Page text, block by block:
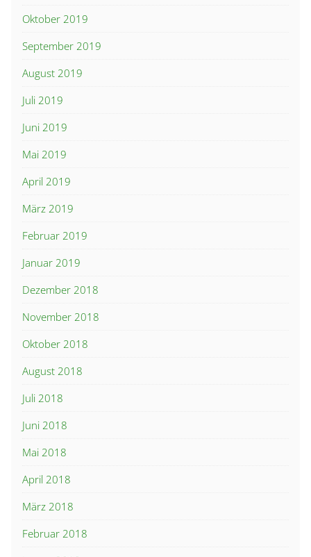
Oktober 2019
September 2019
August 2019
Juli 2019
Juni 2019
Mai 2019
April 2019
März 2019
Februar 2019
Januar 2019
Dezember 2018
November 2018
Oktober 2018
August 2018
Juli 2018
Juni 2018
Mai 2018
April 2018
März 2018
Februar 2018